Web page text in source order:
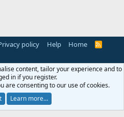
policy Help Home
R
content, tailor your experience and to
in if you register.
are consenting to our use of cookies.
Learn more…